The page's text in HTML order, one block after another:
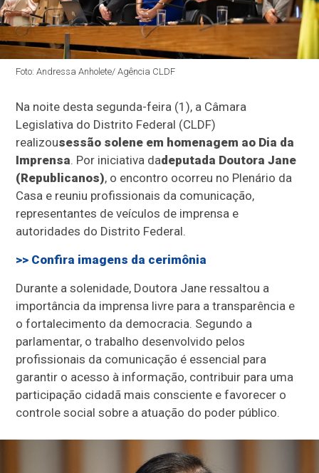
Foto: Andressa Anholete/ Agência CLDF
Na noite desta segunda-feira (1), a Câmara
Legislativa do Distrito Federal (CLDF)
realizousessão solene em homenagem ao Dia da
Imprensa. Por iniciativa dadeputada Doutora Jane
(Republicanos), o encontro ocorreu no Plenário da
Casa e reuniu profissionais da comunicação,
representantes de veículos de imprensa e
autoridades do Distrito Federal.
>> Confira imagens da cerimônia
Durante a solenidade, Doutora Jane ressaltou a
importância da imprensa livre para a transparência e
o fortalecimento da democracia. Segundo a
parlamentar, o trabalho desenvolvido pelos
profissionais da comunicação é essencial para
garantir o acesso à informação, contribuir para uma
participação cidadã mais consciente e favorecer o
controle social sobre a atuação do poder público.